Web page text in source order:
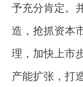
予充分肯定。
造，抢抓资本
理，加快上市
产能扩张，打